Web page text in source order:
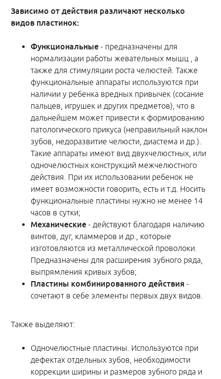
Зависимо от действия различают несколько
видов пластинок:
Функциональные ‒ предназначены для
нормализации работы жевательных мышц , а
также для стимуляции роста челюстей. Также
функциональные аппараты используются при
наличии у ребенка вредных привычек (сосание
пальцев, игрушек и других предметов), что в
дальнейшем может привести к формированию
патологического прикуса (неправильный наклон
зубов, недоразвитие челюсти, диастема и др.).
Такие аппараты имеют вид двухчелюстных, или
одночелюстных конструкций межчелюстного
действия. При их использовании ребенок не
имеет возможности говорить, есть и т.д. Носить
функциональные пластины нужно не менее 14
часов в сутки;
Механические ‒ действуют благодаря наличию
винтов, дуг, кламмеров и др., которые
изготовляются из металлической проволоки.
Предназначены для расширения зубного ряда,
выпрямления кривых зубов;
Пластины комбинированного действия ‒
сочетают в себе элементы первых двух видов.
Также выделяют:
Одночелюстные пластины. Используются при
дефектах отдельных зубов, необходимости
коррекции ширины и размеров зубного ряда и